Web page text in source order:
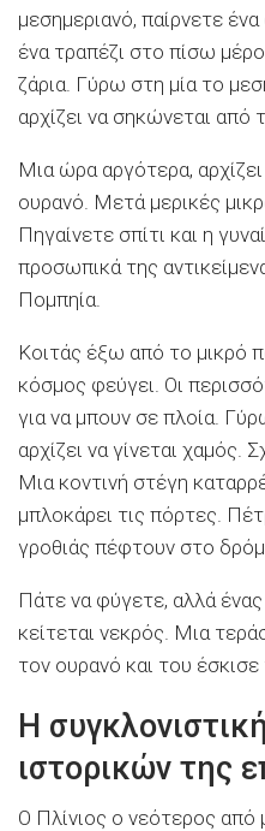
μεσημεριανό, παίρνετε
ένα τραπέζι στο πίσω
ζάρια. Γύρω στη μία το
αρχίζει να σηκώνεται από
Μια ώρα αργότερα,
ουρανό. Μετά μερικές
Πηγαίνετε σπίτι και η
προσωπικά της
Πομπηία.
Κοιτάς έξω από το μικρό
κόσμος φεύγει. Οι
για να μπουν σε πλοία.
αρχίζει να γίνεται χαμός.
Μια κοντινή στέγη
μπλοκάρει τις πόρτες.
γροθιάς πέφτουν στο
Πάτε να φύγετε, αλλά
κείτεται νεκρός. Μια
τον ουρανό και του
Η
ιστορικών της
Ο Πλίνιος ο νεότερος από